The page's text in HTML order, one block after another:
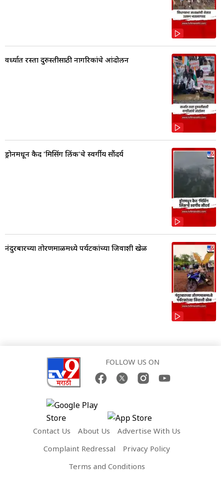
वर्ध्यात रस्ता दुरुस्तीसाठी नागरिकांचे आंदोलन
ड्रोनमधून कैद 'मिसिंग लिंक'चे स्वर्गीय सौंदर्य
नंदुरबारच्या तोरणमाळमध्ये पर्यटकांच्या जिवाशी खेळ
FOLLOW US ON
Contact Us About Us
Advertise With Us
Complaint Redressal
Privacy Policy
Terms and Conditions